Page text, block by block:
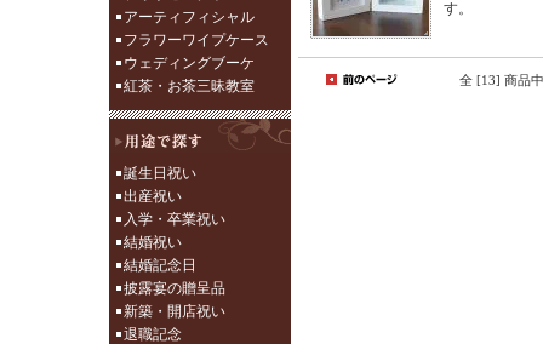
アーティフィシャル
フラワーワイプケース
ウェディングブーケ
紅茶・お茶三昧教室
誕生日祝い
出産祝い
入学・卒業祝い
結婚祝い
結婚記念日
披露宴の贈呈品
新築・開店祝い
退職記念
す。
全 [13] 商品